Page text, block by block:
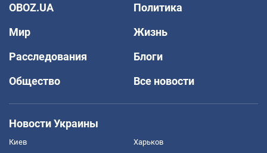
OBOZ.UA
Политика
Мир
Жизнь
Расследования
Блоги
Общество
Все новости
Новости Украины
Киев Харьков